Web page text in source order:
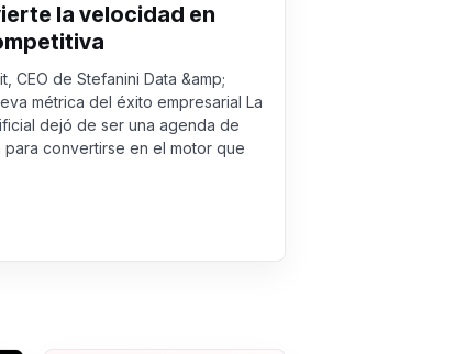
la velocidad en
CEO de Stefanini Data &amp;
métrica del éxito empresarial La
dejó de ser una agenda de
para convertirse en el motor que